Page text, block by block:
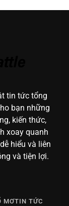
tin tức tổng
bạn những
kiến thức,
xoay quanh
hiểu và liên
và tiện lợi.
MƠTIN TỨC